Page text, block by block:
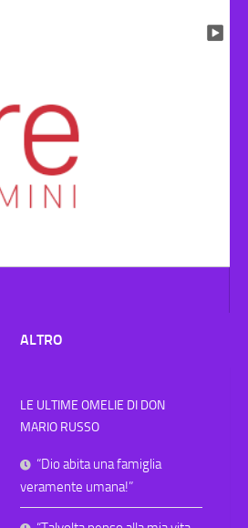
ALTRO
LE ULTIME OMELIE DI DON
MARIO RUSSO
“Dio abita una famiglia
veramente umana!”